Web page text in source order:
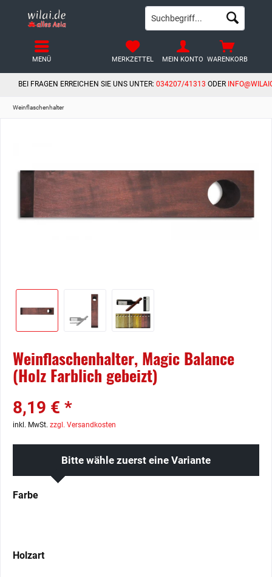
BEI FRAGEN ERREICHEN SIE UNS UNTER: 034207/41313 ODER
WARENKORB
MERKZETTEL MEIN KONTO
MENÜ
Weinflaschenhalter
Weinflaschenhalter, Magic Balance
(Holz Farblich gebeizt)
8,19 € *
inkl. MwSt. zzgl. Versandkosten
Bitte wähle zuerst eine Variante
Farbe
Holzart